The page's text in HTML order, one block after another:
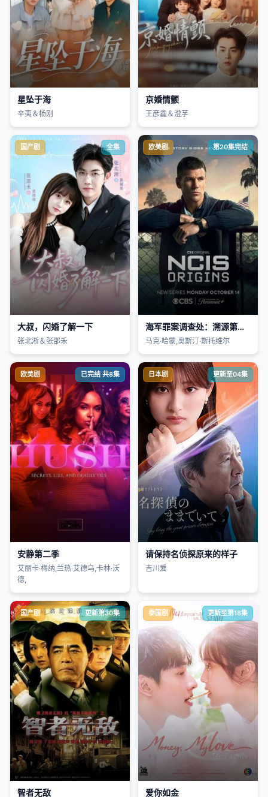
星坠于海
辛夷＆杨刚
京婚情颤
王彦鑫＆澄芓
国产剧 全集
大叔，闪婚了解一下
张北淅＆张邵禾
欧美剧 第20集完结
海军罪案调查处：溯源第一季
马克·哈蒙,奥斯汀·斯托维尔
欧美剧 已完结 共8集
安静第二季
艾丽卡·梅纳,兰热·艾德乌,卡林·沃
德,
日本剧 更新至04集
请保持名侦探原来的样子
吉川爱
国产剧 更新第30集
智者无敌
泰国剧 更新至第18集
爱你如金